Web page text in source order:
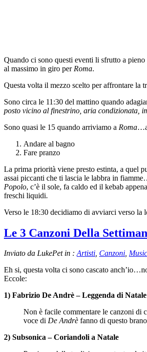
Quando ci sono questi eventi li sfrutto a
al massimo in giro per Roma.
Questa volta il mezzo scelto per affrontare la
Sono circa le 11:30 del mattino quando
posto vicino al finestrino, aria condizionata,
Sono quasi le 15 quando arriviamo a Roma
Andare al bagno
Fare pranzo
La prima priorità viene presto estinta, a quel
assai piccanti che ti lascia le labbra in
Popolo, c’è il sole, fa caldo ed il kebab
freschi liquidi.
Verso le 18:30 decidiamo di avviarci verso
Le 3 Canzoni Della
Inviato da LukePet in :Artisti, Canzoni,
Eh si, questa volta ci sono cascato
Eccole:
1) Fabrizio De Andrè – Leggenda di Natale
Non è facile commentare le canzoni di
voce di De Andrè fanno di questo
2) Subsonica – Coriandoli a Natale